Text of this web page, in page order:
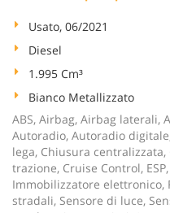
Usato, 06/2021
Diesel
1.995 Cm³
Bianco Metallizzato
ABS, Airbag, Airbag laterali,
Autoradio, Autoradio
lega, Chiusura
trazione, Cruise Control,
Immobilizzatore elettronico,
stradali, Sensore di luce,